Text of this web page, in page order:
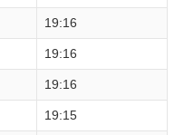
19:16
19:16
19:16
19:15